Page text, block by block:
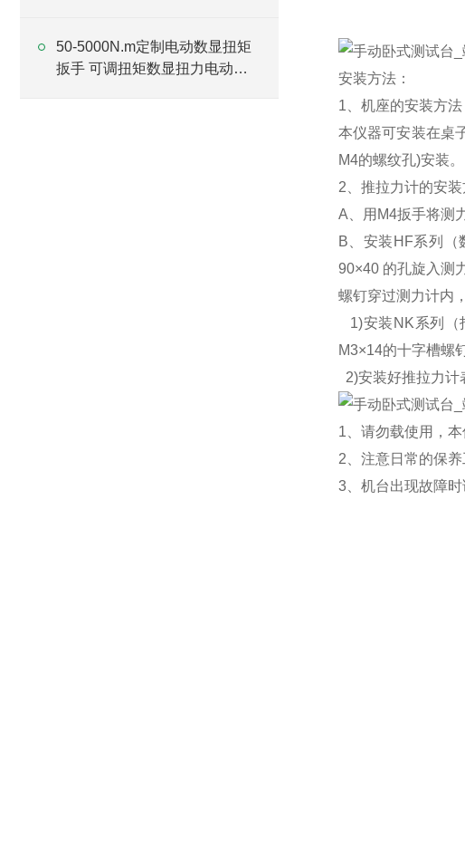
50-5000N.m定制电动数显扭矩
扳手 可调扭矩数显扭力电动扳
安装方法：
1、机座的安装方法
本仪器可安装在桌
M4的螺纹孔)安装。
2、推拉力计的安装
A、用M4扳手将测
B、安装HF系列（
90×40 的孔旋入测
螺钉穿过测力计内
1)安装NK系列（
M3×14的十字槽螺
2)安装好推拉力计
1、请勿载使用，本
2、注意日常的保养
3、机台出现故障